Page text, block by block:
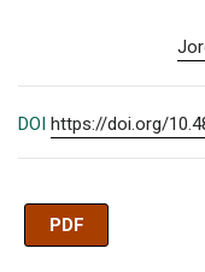
DOI https://doi.org/
PDF